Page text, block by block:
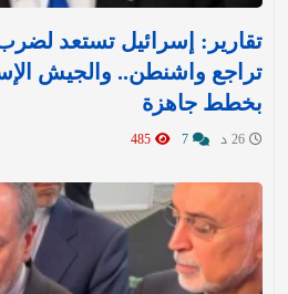
تقارير: إسرائيل تستعد
تراجع واشنطن.. والجيش
بخطط جاهزة